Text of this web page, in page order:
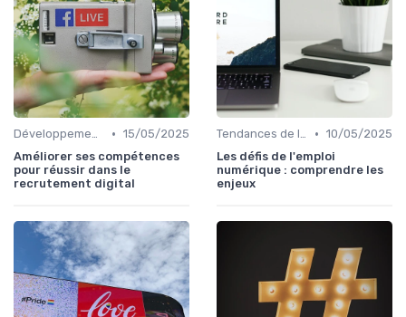
Développement des Compétences Digitales • 15/05/2025
Améliorer ses compétences
pour réussir dans le
recrutement digital
Tendances de l'Emploi dans le Digital • 10/05/2025
Les défis de l'emploi
numérique : comprendre les
enjeux